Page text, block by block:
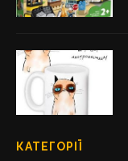
КАТЕГОРІЇ